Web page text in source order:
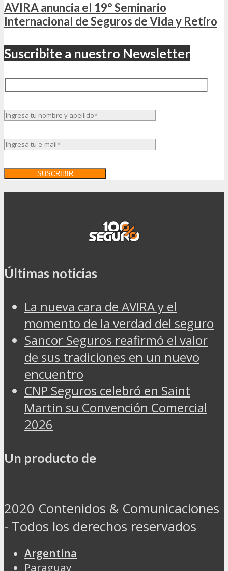
AVIRA anuncia el 19° Seminario
Internacional de Seguros de Vida y Retiro
Suscribite a nuestro Newsletter
Últimas noticias
La nueva cara de AVIRA y el
momento de la verdad del seguro
Sancor Seguros reafirmó el valor
de sus tradiciones en un nuevo
encuentro
CNP Seguros celebró en Saint
Martin su Convención Comercial
2026
Un producto de
2020 Contenidos & Comunicaciones
- Todos los derechos reservados
Argentina
Paraguay